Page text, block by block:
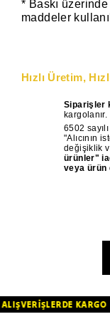
* Baskı üzerinde
maddeler
Hızlı Üretim,
Siparişler
kargolanır.
6502
"Alıcının
değişiklik
ürünler"
veya ürün